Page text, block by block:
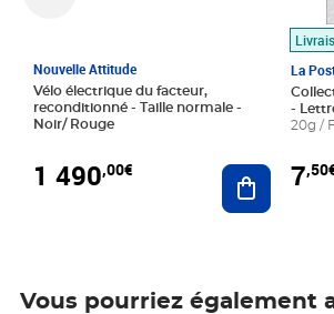
Nouvelle Attitude
Vélo électrique du facteur,
reconditionné - Taille normale -
Noir/ Rouge
1 490,00€ Ajouter au
La
-
20g /
7
Vous pourriez également